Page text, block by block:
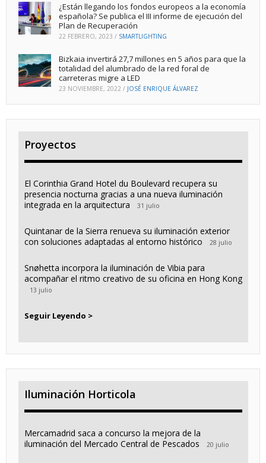
¿Están llegando los fondos europeos a la economía
española? Se publica el III informe de ejecución del
Plan de Recuperación
22 FEBRERO, 2023 / SMARTLIGHTING
Bizkaia invertirá 27,7 millones en 5 años para que la
totalidad del alumbrado de la red foral de
carreteras migre a LED
23 NOVIEMBRE, 2022 / JOSÉ ENRIQUE ÁLVAREZ
Proyectos
El Corinthia Grand Hotel du Boulevard recupera su
presencia nocturna gracias a una nueva iluminación
integrada en la arquitectura
31 julio
Quintanar de la Sierra renueva su iluminación exterior
con soluciones adaptadas al entorno histórico
28 julio
Snøhetta incorpora la iluminación de Vibia para
acompañar el ritmo creativo de su oficina en Hong Kong
13 julio
Seguir Leyendo >
Iluminación Horticola
Mercamadrid saca a concurso la mejora de la
iluminación del Mercado Central de Pescados
20 julio